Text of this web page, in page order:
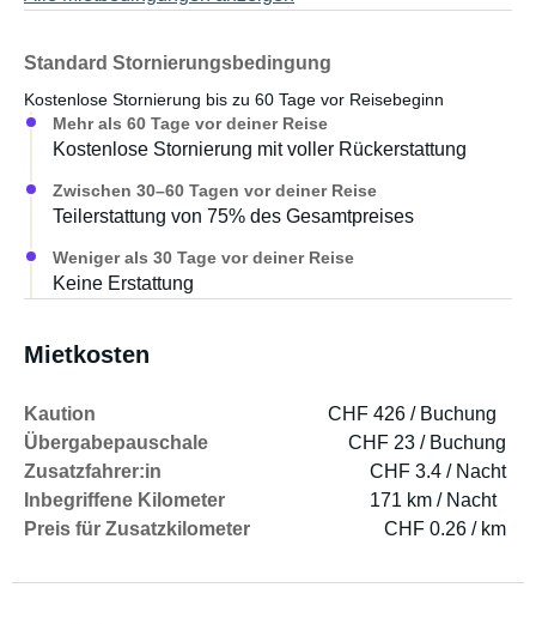
Standard Stornierungsbedingung
Kostenlose Stornierung bis zu 60 Tage vor Reisebeginn
Mehr als 60 Tage vor deiner Reise
Kostenlose Stornierung mit voller Rückerstattung
Zwischen 30–60 Tagen vor deiner Reise
Teilerstattung von 75% des Gesamtpreises
Weniger als 30 Tage vor deiner Reise
Keine Erstattung
Mietkosten
Kaution
CHF 426 / Buchung
Übergabepauschale
CHF 23 / Buchung
Zusatzfahrer:in
CHF 3.4 / Nacht
Inbegriffene Kilometer
171 km / Nacht
Preis für Zusatzkilometer
CHF 0.26 / km